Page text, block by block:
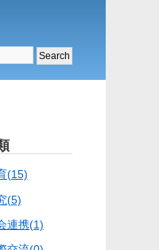
(15)
(5)
連携(1)